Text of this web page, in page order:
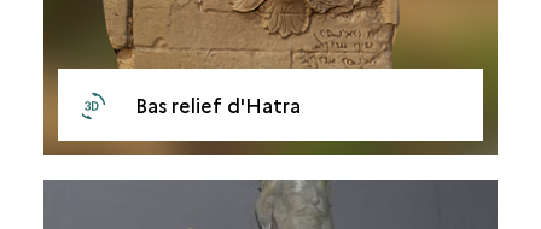
Bas relief d'Hatra